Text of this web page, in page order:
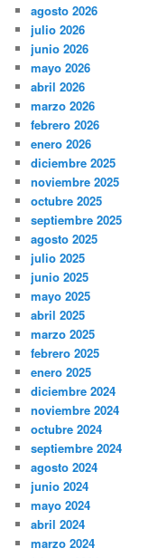
agosto 2026
julio 2026
junio 2026
mayo 2026
abril 2026
marzo 2026
febrero 2026
enero 2026
diciembre 2025
noviembre 2025
octubre 2025
septiembre 2025
agosto 2025
julio 2025
junio 2025
mayo 2025
abril 2025
marzo 2025
febrero 2025
enero 2025
diciembre 2024
noviembre 2024
octubre 2024
septiembre 2024
agosto 2024
junio 2024
mayo 2024
abril 2024
marzo 2024